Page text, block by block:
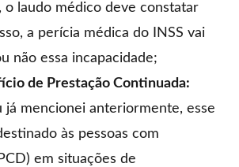
o laudo médico deve constatar
a perícia médica do INSS vai
não essa incapacidade;
de Prestação Continuada:
já mencionei anteriormente, esse
às pessoas com
em situações de